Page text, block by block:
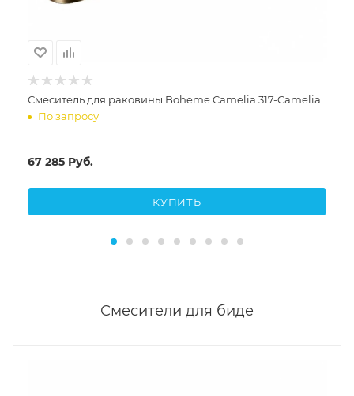
Смеситель для раковины Boheme Camelia 317-Camelia
По запросу
67 285 Руб.
КУПИТЬ
Смесители для биде